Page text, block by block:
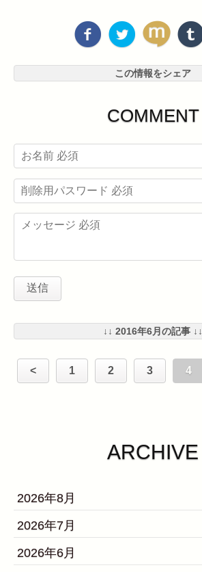
この情報をシェア
COMMENT
↓↓ 2016年6月の記事 ↓↓
< 1 2 3 4
ARCHIVE
2026年8月
2026年7月
2026年6月